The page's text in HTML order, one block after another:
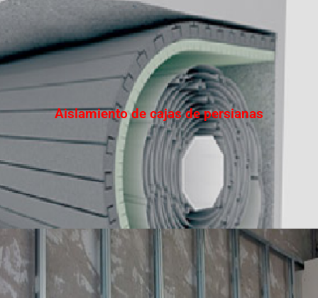
Aislamiento de cajas de persianas